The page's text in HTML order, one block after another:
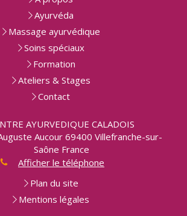
Ayurvéda
Massage ayurvédique
Soins spéciaux
Formation
Ateliers & Stages
Contact
AYURVEDIQUE CALADOIS
Aucour 69400 Villefranche-sur-
Saône France
Afficher le téléphone
Plan du site
Mentions légales